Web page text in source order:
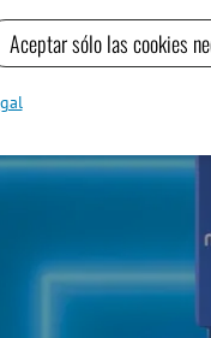
Aceptar sólo las cookies